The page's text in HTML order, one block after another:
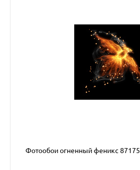
Фотообои огненный феникс 87175